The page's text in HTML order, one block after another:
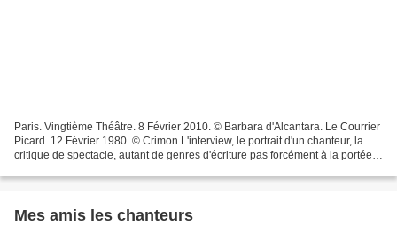
Paris. Vingtième Théâtre. 8 Février 2010. © Barbara d'Alcantara. Le Courrier
Picard. 12 Février 1980. © Crimon L'interview, le portrait d'un chanteur, la
critique de spectacle, autant de genres d'écriture pas forcément à la portée
Mes amis les chanteurs